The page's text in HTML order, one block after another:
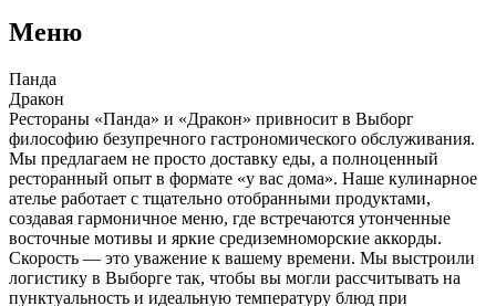
Меню
Панда
Дракон
Рестораны «Панда» и «Дракон» привносит в Выборг
философию безупречного гастрономического обслуживания.
Мы предлагаем не просто доставку еды, а полноценный
ресторанный опыт в формате «у вас дома». Наше кулинарное
ателье работает с тщательно отобранными продуктами,
создавая гармоничное меню, где встречаются утонченные
восточные мотивы и яркие средиземноморские аккорды.
Скорость — это уважение к вашему времени. Мы выстроили
логистику в Выборге так, чтобы вы могли рассчитывать на
пунктуальность и идеальную температуру блюд при